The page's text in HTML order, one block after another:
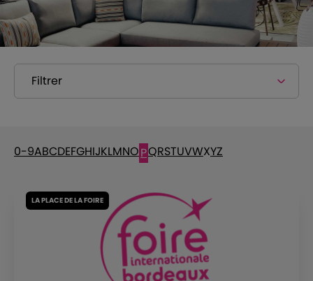
Filtrer
0-9ABCDEFGHIJKLMNOPQRSTUVWXYZ
LA PLACE DE LA FOIRE